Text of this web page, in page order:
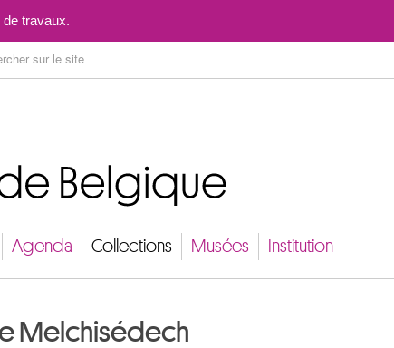
travaux.
Agenda Collections Musées Institution
Melchisédech